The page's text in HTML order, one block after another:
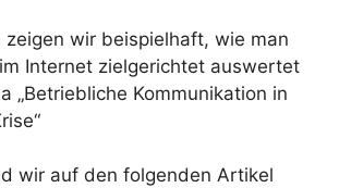
zeigen wir beispielhaft, wie man
Internet zielgerichtet auswertet
„Betriebliche Kommunikation in
wir auf den folgenden Artikel